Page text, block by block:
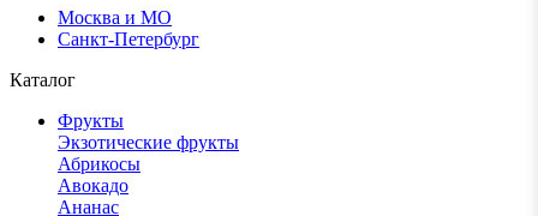
Москва и МО
Санкт-Петербург
Каталог
Фрукты
Экзотические фрукты
Абрикосы
Авокадо
Ананас